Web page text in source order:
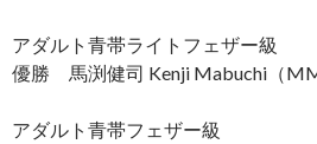
アダルト青帯ライトフェザー級
優勝 馬渕健司 Kenji Mabuchi（
アダルト青帯フェザー級